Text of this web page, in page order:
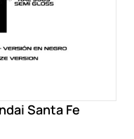
Santa Fe